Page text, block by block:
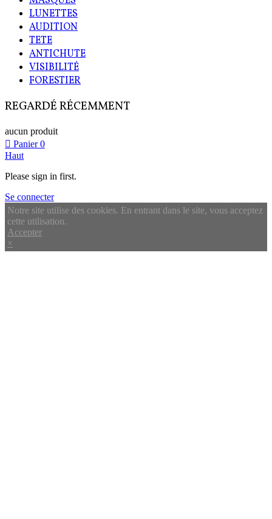
LUNETTES
AUDITION
TETE
ANTICHUTE
VISIBILITÉ
FORESTIER
REGARDÉ RÉCEMMENT
aucun produit
Panier 0
Haut
Please sign in first.
Se connecter
Notre site utilise des cookies. En entrant dans le site, vous acceptez
cette utilisation.
Accepter
×